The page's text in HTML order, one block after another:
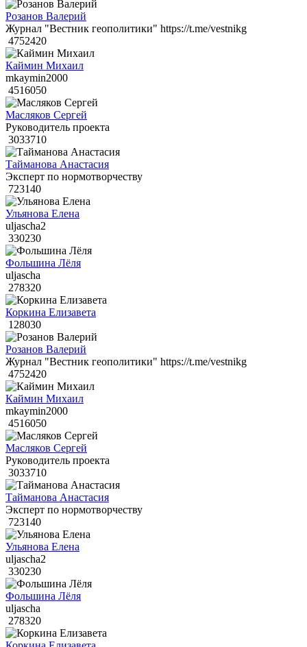
Розанов Валерий
Журнал "Вестник геополитики" https://t.me/vestnikg
4752420
Каймин Михаил
mkaymin2000
4516050
Масляков Сергей
Руководитель проекта
3033710
Тайманова Анастасия
Эксперт по нормотворчеству
723140
Ульянова Елена
uljascha2
330230
Фольшина Лёля
uljascha
278320
Коркина Елизавета
128030
Розанов Валерий
Журнал "Вестник геополитики" https://t.me/vestnikg
4752420
Каймин Михаил
mkaymin2000
4516050
Масляков Сергей
Руководитель проекта
3033710
Тайманова Анастасия
Эксперт по нормотворчеству
723140
Ульянова Елена
uljascha2
330230
Фольшина Лёля
uljascha
278320